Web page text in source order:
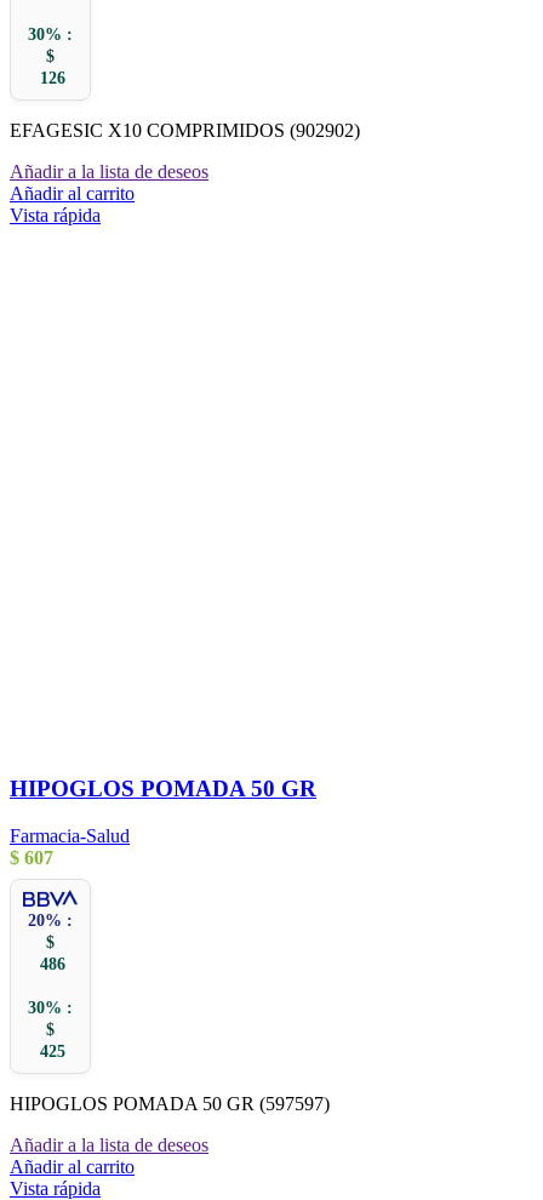
30% :
$
126
EFAGESIC X10 COMPRIMIDOS (902902)
Añadir a la lista de deseos
Añadir al carrito
Vista rápida
HIPOGLOS POMADA 50 GR
Farmacia-Salud
$ 607
20% :
$
486
30% :
$
425
HIPOGLOS POMADA 50 GR (597597)
Añadir a la lista de deseos
Añadir al carrito
Vista rápida